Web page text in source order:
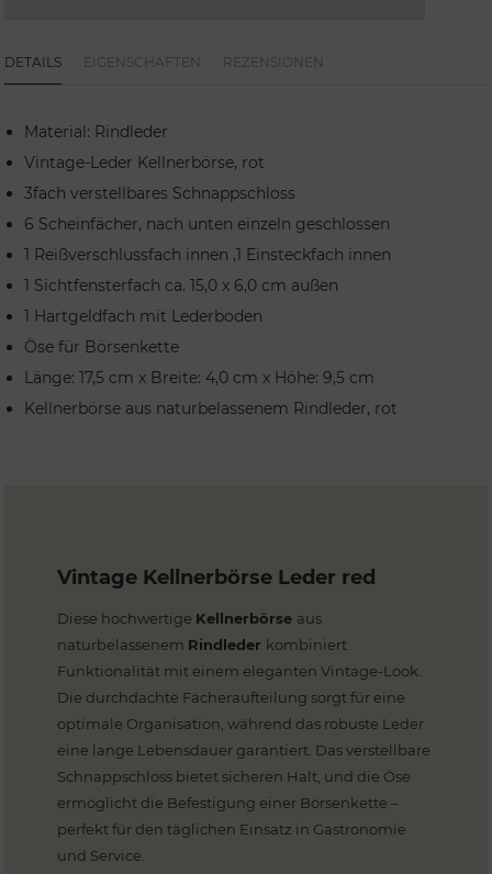
DETAILS EIGENSCHAFTEN REZENSIONEN
Material: Rindleder
Vintage-Leder Kellnerbörse, rot
3fach verstellbares Schnappschloss
6 Scheinfächer, nach unten einzeln geschlossen
1 Reißverschlussfach innen ,1 Einsteckfach innen
1 Sichtfensterfach ca. 15,0 x 6,0 cm außen
1 Hartgeldfach mit Lederboden
Öse für Börsenkette
Länge: 17,5 cm x Breite: 4,0 cm x Höhe: 9,5 cm
Kellnerbörse aus naturbelassenem Rindleder, rot
Vintage Kellnerbörse Leder red
Diese hochwertige Kellnerbörse aus
naturbelassenem Rindleder kombiniert
Funktionalität mit einem eleganten Vintage-Look.
Die durchdachte Fächeraufteilung sorgt für eine
optimale Organisation, während das robuste Leder
eine lange Lebensdauer garantiert. Das verstellbare
Schnappschloss bietet sicheren Halt, und die Öse
ermöglicht die Befestigung einer Börsenkette –
perfekt für den täglichen Einsatz in Gastronomie
und Service.